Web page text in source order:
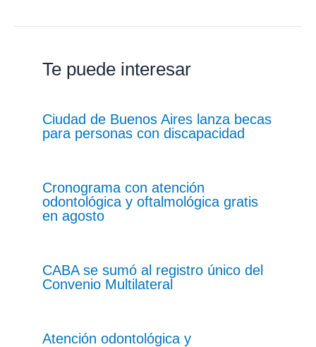
Te puede interesar
Ciudad de Buenos Aires lanza becas
para personas con discapacidad
Cronograma con atención
odontológica y oftalmológica gratis
en agosto
CABA se sumó al registro único del
Convenio Multilateral
Atención odontológica y